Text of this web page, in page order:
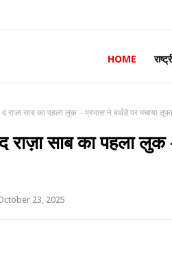
HOME
साब का पहला लुक – प्रभास ने बर्थडे पर मचाया
साब का पहला लुक
23, 2025